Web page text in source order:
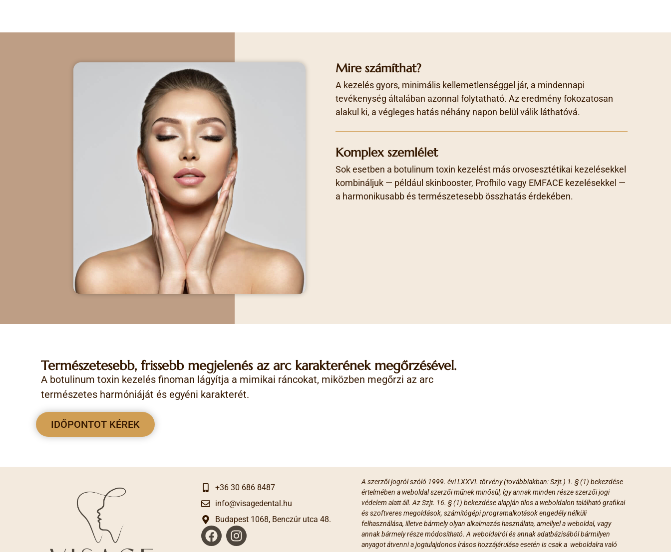
Mire számíthat?
A kezelés gyors, minimális kellemetlenséggel jár, a mindennapi
tevékenység általában azonnal folytatható. Az eredmény fokozatosan
alakul ki, a végleges hatás néhány napon belül válik láthatóvá.
Komplex szemlélet
Sok esetben a botulinum toxin kezelést más orvosesztétikai kezelésekkel
kombináljuk — például skinbooster, Profhilo vagy EMFACE kezelésekkel —
a harmonikusabb és természetesebb összhatás érdekében.
Természetesebb, frissebb megjelenés az arc karakterének megőrzésével.
A botulinum toxin kezelés finoman lágyítja a mimikai ráncokat, miközben megőrzi az arc
természetes harmóniáját és egyéni karakterét.
IDŐPONTOT KÉREK
+36 30 686 8487
info@visagedental.hu
Budapest 1068, Benczúr utca 48.
A szerzői jogról szóló 1999. évi LXXVI. törvény (továbbiakban: Szjt.) 1. § (1) bekezdése
értelmében a weboldal szerzői műnek minősül, így annak minden része szerzői jogi
védelem alatt áll. Az Szjt. 16. § (1) bekezdése alapján tilos a weboldalon található grafikai
és szoftveres megoldások, számítógépi programalkotások engedély nélküli
felhasználása, illetve bármely olyan alkalmazás használata, amellyel a weboldal, vagy
annak bármely része módosítható. A weboldalról és annak adatbázisából bármilyen
anyagot átvenni a jogtulajdonos írásos hozzájárulása esetén is csak a weboldalra való